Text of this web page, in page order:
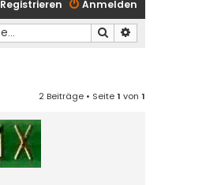
Anmelden
Registrieren
Suche
2 Beiträge • Seite1 von 1